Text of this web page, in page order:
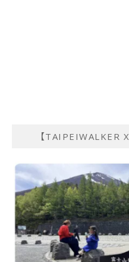
【TAIPEIWALKER